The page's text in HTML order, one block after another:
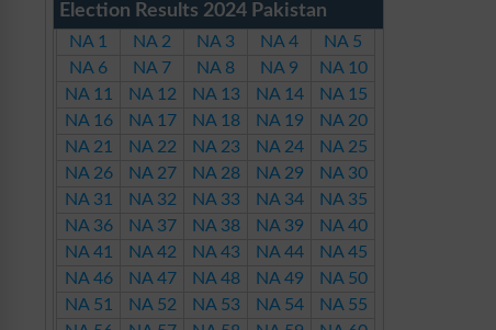
Election Results 2024 Pakistan
NA 1 NA 2 NA 3 NA 4
NA 5
NA 6
NA 7 NA 8 NA 9
NA 10
NA 11
NA 12 NA 13 NA 14
NA 15
NA 16
NA 17 NA 18 NA 19
NA 20
NA 21
NA 22 NA 23 NA 24
NA 25
NA 26
NA 27 NA 28 NA 29
NA 30
NA 31
NA 32 NA 33 NA 34
NA 35
NA 36
NA 37 NA 38 NA 39
NA 40
NA 41
NA 42 NA 43 NA 44
NA 45
NA 46
NA 47 NA 48 NA 49
NA 50
NA 51
NA 52 NA 53 NA 54
NA 55